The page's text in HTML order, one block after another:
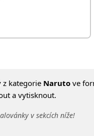
z kategorie Narutove
a vytisknout.
v sekcích níže!